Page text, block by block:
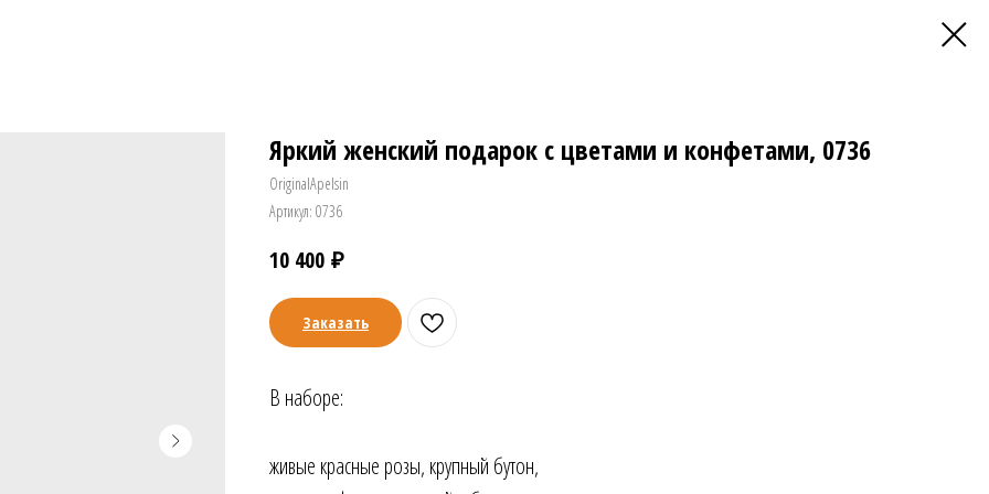
Яркий женский подарок с цветами и конфетами, 0736
OriginalApelsin
Артикул: 0736
10 400 ₽
Заказать
В наборе:
живые красные розы, крупный бутон,